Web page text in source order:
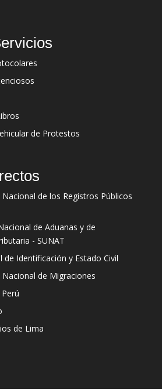
de Protestos
de los Registros Públicos
de Aduanas y de
- SUNAT
de Identificación y Estado Civil
de Migraciones
de Lima